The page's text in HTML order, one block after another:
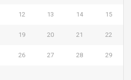
12 13 14 15
19 20 21 22
26 27 28 29